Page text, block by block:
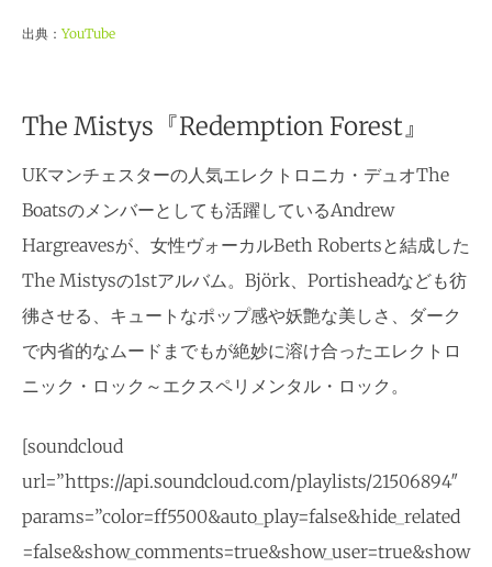
出典： YouTube
The Mistys『Redemption Forest』
UKマンチェスターの人気エレクトロニカ・デュオThe
Boatsのメンバーとしても活躍しているAndrew
Hargreavesが、女性ヴォーカルBeth Robertsと結成した
The Mistysの1stアルバム。Björk、Portisheadなども彷
彿させる、キュートなポップ感や妖艶な美しさ、ダーク
で内省的なムードまでもが絶妙に溶け合ったエレクトロ
ニック・ロック～エクスペリメンタル・ロック。
[soundcloud
url=”https://api.soundcloud.com/playlists/21506894″
params=”color=ff5500&auto_play=false&hide_related
=false&show_comments=true&show_user=true&show